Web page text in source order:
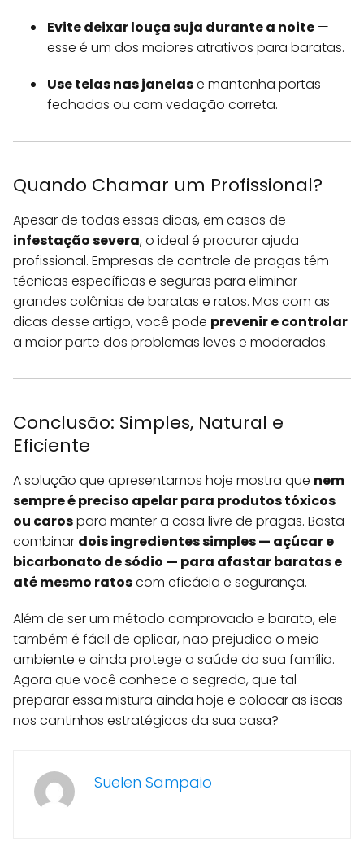
Evite deixar louça suja durante a noite —
esse é um dos maiores atrativos para baratas.
Use telas nas janelase mantenha portas
fechadas ou com vedação correta.
Quando Chamar um Profissional?
Apesar de todas essas dicas, em casos de
infestação severa, o ideal é procurar ajuda
profissional. Empresas de controle de pragas têm
técnicas específicas e seguras para eliminar
grandes colônias de baratas e ratos. Mas com as
dicas desse artigo, você pode prevenir e controlar
a maior parte dos problemas leves e moderados.
Conclusão: Simples, Natural e
Eficiente
A solução que apresentamos hoje mostra que nem
sempre é preciso apelar para produtos tóxicos
ou carospara manter a casa livre de pragas. Basta
combinar dois ingredientes simples — açúcar e
bicarbonato de sódio — para afastar baratas e
até mesmo ratoscom eficácia e segurança.
Além de ser um método comprovado e barato, ele
também é fácil de aplicar, não prejudica o meio
ambiente e ainda protege a saúde da sua família.
Agora que você conhece o segredo, que tal
preparar essa mistura ainda hoje e colocar as iscas
nos cantinhos estratégicos da sua casa?
Suelen Sampaio